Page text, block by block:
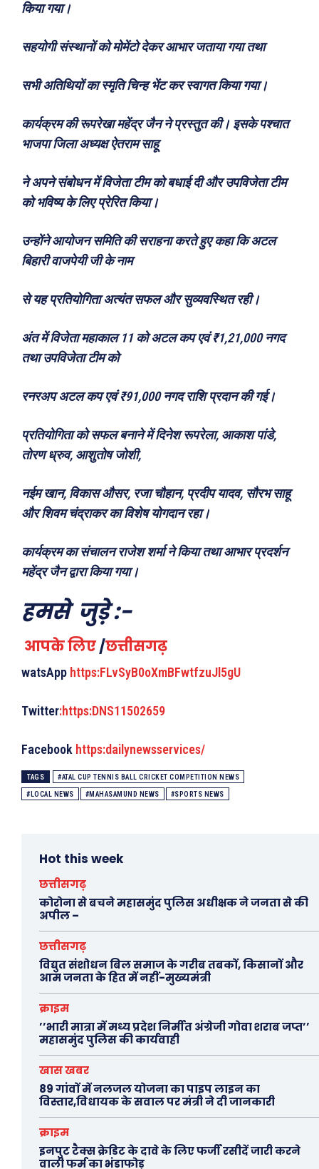
किया गया।
सहयोगी संस्थानों को मोमेंटो देकर आभार जताया गया तथा
सभी अतिथियों का स्मृति चिन्ह भेंट कर स्वागत किया गया।
कार्यक्रम की रूपरेखा महेंद्र जैन ने प्रस्तुत की। इसके पश्चात
भाजपा जिला अध्यक्ष ऐतराम साहू
ने अपने संबोधन में विजेता टीम को बधाई दी और उपविजेता टीम
को भविष्य के लिए प्रेरित किया।
उन्होंने आयोजन समिति की सराहना करते हुए कहा कि अटल
बिहारी वाजपेयी जी के नाम
से यह प्रतियोगिता अत्यंत सफल और सुव्यवस्थित रही।
अंत में विजेता महाकाल 11 को अटल कप एवं ₹1,21,000 नगद
तथा उपविजेता टीम को
रनरअप अटल कप एवं ₹91,000 नगद राशि प्रदान की गई।
प्रतियोगिता को सफल बनाने में दिनेश रूपरेला, आकाश पांडे,
तोरण ध्रुव, आशुतोष जोशी,
नईम खान, विकास औसर, रजा चौहान, प्रदीप यादव, सौरभ साहू
और शिवम चंद्राकर का विशेष योगदान रहा।
कार्यक्रम का संचालन राजेश शर्मा ने किया तथा आभार प्रदर्शन
महेंद्र जैन द्वारा किया गया।
हमसे जुड़े:-
आपके लिए/छत्तीसगढ़
watsApp https:FLvSyB0oXmBFwtfzuJl5gU
Twitter:https:DNS11502659
Facebook https:dailynewsservices/
TAGS #ATAL CUP TENNIS BALL CRICKET COMPETITION NEWS
#LOCAL NEWS #MAHASAMUND NEWS #SPORTS NEWS
Hot this week
छत्तीसगढ़
कोरोना से बचने महासमुंद पुलिस अधीक्षक ने जनता से की
अपील –
छत्तीसगढ़
विद्युत संशोधन बिल समाज के गरीब तबकों, किसानों और
आम जनता के हित में नहीं-मुख्यमंत्री
क्राइम
’’भारी मात्रा में मध्य प्रदेश निर्मीत अंग्रेजी गोवा शराब जप्त’’
महासमुंद पुलिस की कार्यवाही
खास खबर
89 गांवों में नलजल योजना का पाइप लाइन का
विस्तार,विधायक के सवाल पर मंत्री ने दी जानकारी
क्राइम
इनपुट टैक्स क्रेडिट के दावे के लिए फर्जी रसीदें जारी करने
वाली फर्म का भंडाफोड़